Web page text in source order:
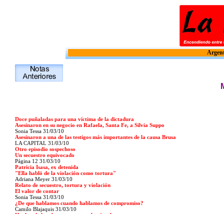
Doce puñaladas para una víctima de la dictadura
Asesinaron en su negocio en Rafaela, Santa Fe, a Silvia Suppo
Sonia Tessa 31/03/10
Asesinaron a una de las testigos más importantes de la causa Brusa
LA CAPITAL 31/03/10
Otro episodio sospechoso
Un secuestro equivocado
Página 12 31/03/10
Patricia Isasa, ex detenida
"Ella habló de la violación como tortura"
Adriana Meyer 31/03/10
Relato de secuestro, tortura y violación
El valor de contar
Sonia Tessa 31/03/10
¿De que hablamos cuando hablamos de compromiso?
Camilo Blajaquis 31/03/10